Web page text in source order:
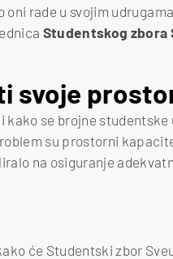
oni rade u svojim
Studentskog zbora
svoje
kako se brojne
su prostorni
na osiguranje
zbora Sveučilišta u
će Studentski zbor